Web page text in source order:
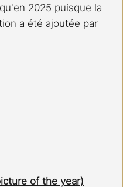
2025 puisque la
a été ajoutée par
of the year)